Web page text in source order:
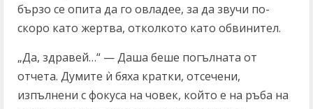
бързо се опита да го овладее, за да звучи по-
скоро като жертва, отколкото като обвинител.
„Да, здравей…“ — Даша беше погълната от
отчета. Думите ѝ бяха кратки, отсечени,
изпълнени с фокуса на човек, който е на ръба на